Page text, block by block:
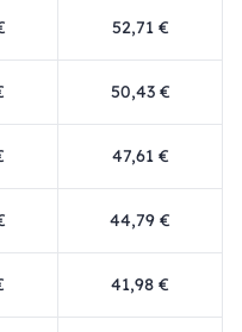
52,71 €
50,43 €
47,61 €
44,79 €
41,98 €